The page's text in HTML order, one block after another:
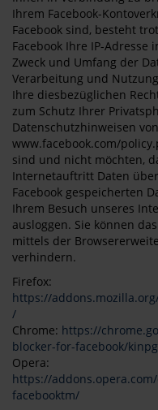
Ihrem Facebook-
Facebook sind, besteht
Facebook Ihre IP-
Zweck und Umfang der
Verarbeitung und
Ihre diesbezüglichen
zum Schutz Ihrer
Datenschutzhinweisen
www.facebook.com/
sind und nicht möchten,
Internetauftritt Daten
Facebook gespeicherten
Ihrem Besuch unseres
ausloggen. Sie können
mittels der
verhindern.
Firefox:
https://
/
Chrome: https://
blocker-for-facebook/
Opera:
https://
facebooktm/